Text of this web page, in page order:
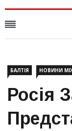
БАЛТІЯ НОВИНИ
Росія